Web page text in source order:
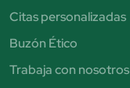
Citas personalizadas
Buzón Ético
Trabaja con nosotros